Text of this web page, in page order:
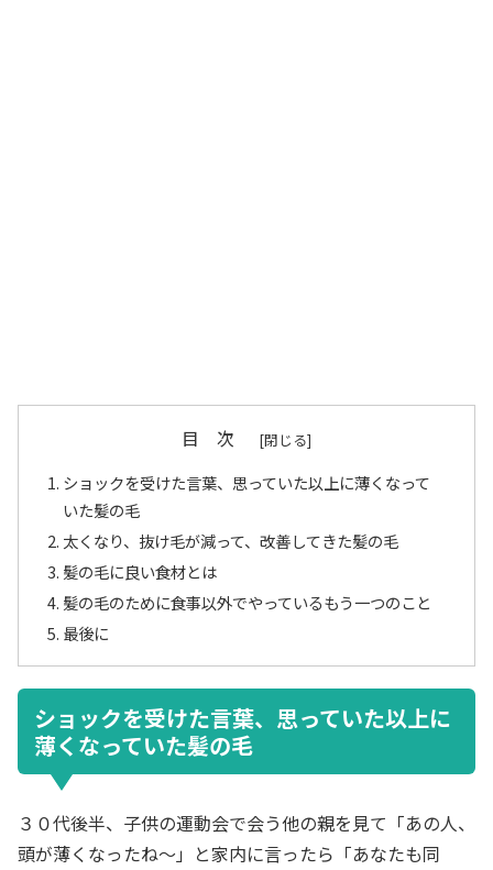
目 次
ショックを受けた言葉、思っていた以上に薄くなって
いた髪の毛
太くなり、抜け毛が減って、改善してきた髪の毛
髪の毛に良い食材とは
髪の毛のために食事以外でやっているもう一つのこと
最後に
ショックを受けた言葉、思っていた以上に
薄くなっていた髪の毛
３０代後半、子供の運動会で会う他の親を見て「あの人、
頭が薄くなったね～」と家内に言ったら「あなたも同